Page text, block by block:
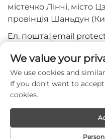
містечко Лінчі, місто
провінція Шаньдун
Ел. пошта:[email
Тел.:
+82-3180427370
Телефон:+86-
WhatsApp: +82-
Авторське право ©
We value your
We use cookies and
If you don't want to
cookies.